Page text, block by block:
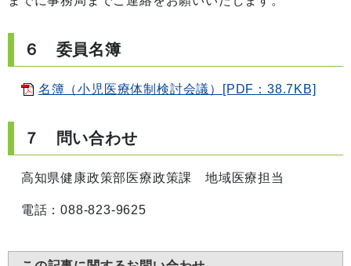
６ 委員名簿
名簿（小児医療体制検討会議）[PDF：38.7KB]
７ 問い合わせ
高知県健康政策部医療政策課 地域医療担当
電話：088-823-9625